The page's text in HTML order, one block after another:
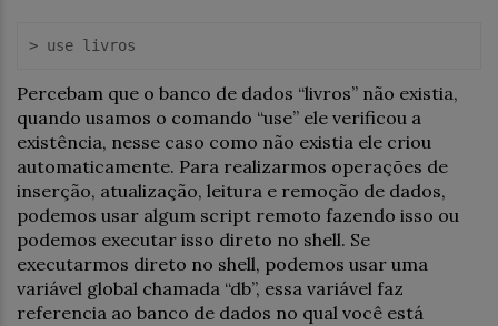
> use livros
Percebam que o banco de dados “livros” não existia,
quando usamos o comando “use” ele verificou a
existência, nesse caso como não existia ele criou
automaticamente. Para realizarmos operações de
inserção, atualização, leitura e remoção de dados,
podemos usar algum script remoto fazendo isso ou
podemos executar isso direto no shell. Se
executarmos direto no shell, podemos usar uma
variável global chamada “db”, essa variável faz
referencia ao banco de dados no qual você está